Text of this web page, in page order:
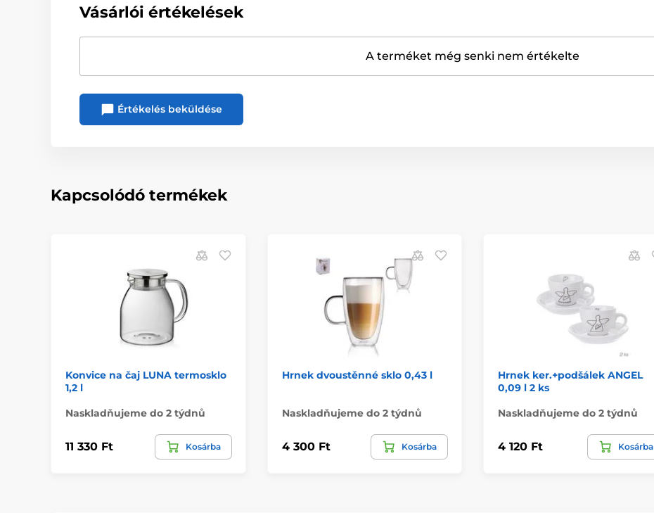
Vásárlói értékelések
A terméket még senki nem értékelte
Értékelés beküldése
Kapcsolódó termékek
Konvice na čaj LUNA termosklo
1,2 l
Naskladňujeme do 2 týdnů
11 330 Ft Kosárba
Hrnek dvoustěnné sklo 0,43 l
Naskladňujeme do 2 týdnů
4 300 Ft Kosárba
Hrnek ker.+podšálek ANGEL
0,09 l 2 ks
Naskladňujeme do 2 týdnů
4 120 Ft Kosárba